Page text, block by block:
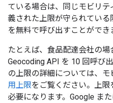
ている場合は、同じモビリテ
義された上限が守られてい
を無料で呼び出すことができ
たとえば、食品配達会社の
Geocoding API を 10 回呼び
の上限の詳細については、
用上限をご覧ください。上
必要になります。Google ま